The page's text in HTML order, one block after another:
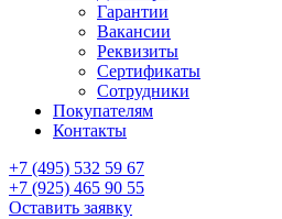
Гарантии
Вакансии
Реквизиты
Сертификаты
Сотрудники
Покупателям
Контакты
+7 (495) 532 59 67
+7 (925) 465 90 55
Оставить заявку